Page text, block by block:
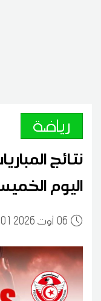
رياضة
نتائج
اليوم
0621:01 2026 أوت